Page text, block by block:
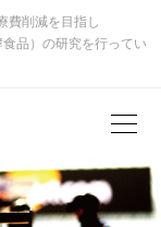
費削減を目指し
品）の研究を行ってい